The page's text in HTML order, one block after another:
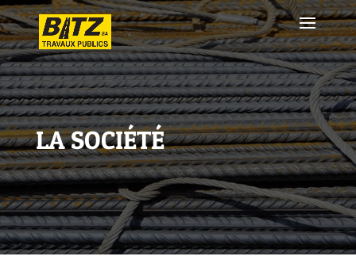
LA SOCIÉTÉ